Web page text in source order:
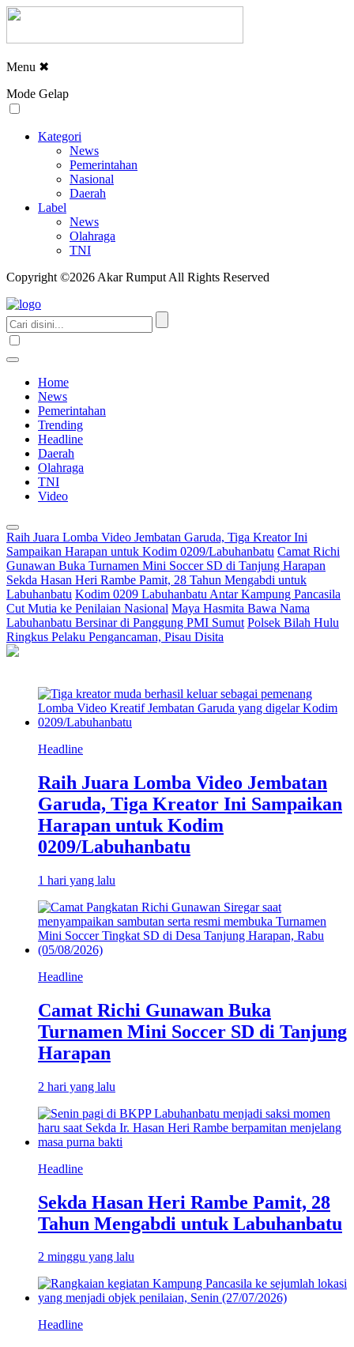
Menu ✖
Mode Gelap
Kategori
News
Pemerintahan
Nasional
Daerah
Label
News
Olahraga
TNI
Copyright ©2026 Akar Rumput All Rights Reserved
Home
News
Pemerintahan
Trending
Headline
Daerah
Olahraga
TNI
Video
Raih Juara Lomba Video Jembatan Garuda, Tiga Kreator Ini
Sampaikan Harapan untuk Kodim 0209/Labuhanbatu Camat Richi
Gunawan Buka Turnamen Mini Soccer SD di Tanjung Harapan
Sekda Hasan Heri Rambe Pamit, 28 Tahun Mengabdi untuk
Labuhanbatu Kodim 0209 Labuhanbatu Antar Kampung Pancasila
Cut Mutia ke Penilaian Nasional Maya Hasmita Bawa Nama
Labuhanbatu Bersinar di Panggung PMI Sumut Polsek Bilah Hulu
Ringkus Pelaku Pengancaman, Pisau Disita
Headline
Raih Juara Lomba Video Jembatan
Garuda, Tiga Kreator Ini Sampaikan
Harapan untuk Kodim
0209/Labuhanbatu
1 hari yang lalu
Headline
Camat Richi Gunawan Buka
Turnamen Mini Soccer SD di Tanjung
Harapan
2 hari yang lalu
Headline
Sekda Hasan Heri Rambe Pamit, 28
Tahun Mengabdi untuk Labuhanbatu
2 minggu yang lalu
Headline